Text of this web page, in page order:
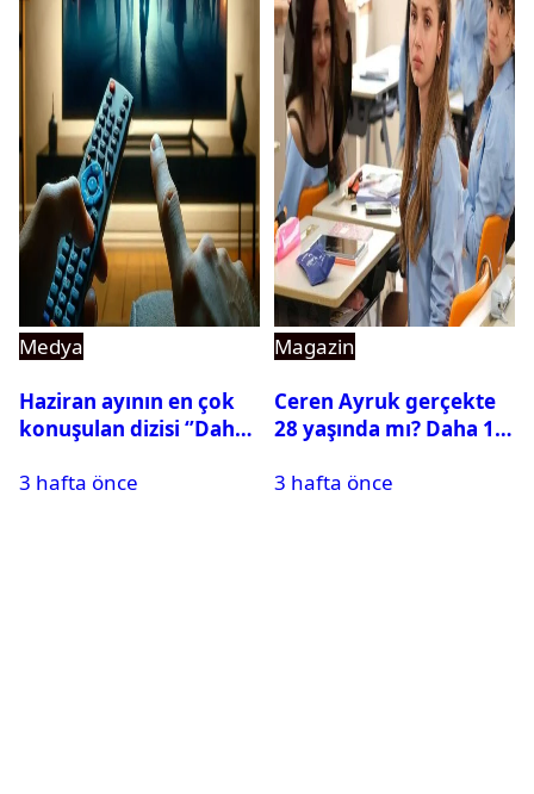
Medya
Haziran ayının en çok
konuşulan dizisi ‘’Daha
3 hafta önce
Magazin
Ceren Ayruk gerçekte
28 yaşında mı? Daha 17
3 hafta önce